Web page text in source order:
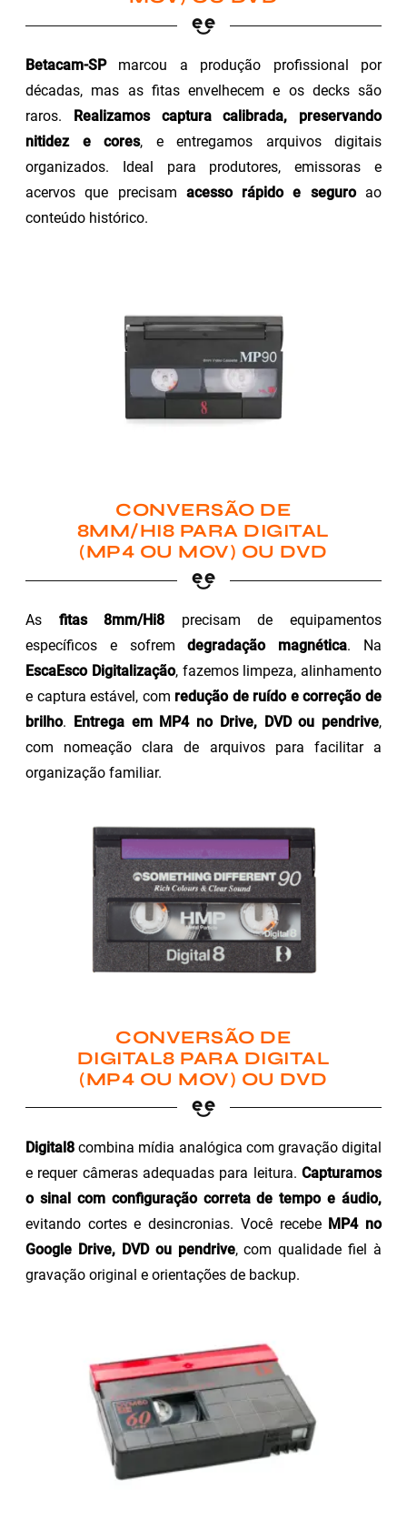
Betacam-SPmarcou a produção profissional por
décadas, mas as fitas envelhecem e os decks são
raros.
Realizamos captura calibrada, preservando
nitidez e cores, e entregamos arquivos digitais
organizados. Ideal para produtores, emissoras e
acervos que precisam acesso rápido e seguroao
conteúdo histórico.
CONVERSÃO DE
8MM/HI8 PARA DIGITAL
(MP4 OU MOV) OU DVD
As fitas 8mm/Hi8 precisam de equipamentos
específicos e sofremdegradação magnética. Na
EscaEsco Digitalização, fazemos limpeza, alinhamento
e captura estável, com redução de ruído e correção de
brilho. Entrega em MP4 no Drive, DVD ou pendrive,
com nomeação clara de arquivos para facilitar a
organização familiar.
CONVERSÃO DE
DIGITAL8 PARA DIGITAL
(MP4 OU MOV) OU DVD
Digital8 combina mídia analógica com gravação digital
e requer câmeras adequadas para leitura. Capturamos
o sinal com configuração correta de tempo e áudio,
evitando cortes e desincronias. Você recebe MP4 no
Google Drive, DVD ou pendrive, com qualidade fiel à
gravação original e orientações de backup.